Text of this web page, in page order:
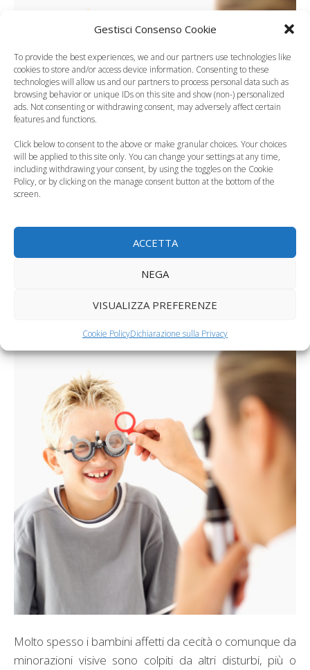
Gestisci Consenso Cookie
To provide the best experiences, we and our partners use technologies like
cookies to store and/or access device information. Consenting to these
technologies will allow us and our partners to process personal data such as
browsing behavior or unique IDs on this site and show (non-) personalized
ads. Not consenting or withdrawing consent, may adversely affect certain
features and functions.
Click below to consent to the above or make granular choices. Your choices
will be applied to this site only. You can change your settings at any time,
including withdrawing your consent, by using the toggles on the Cookie
Policy, or by clicking on the manage consent button at the bottom of the
screen.
ACCETTA
NEGA
VISUALIZZA PREFERENZE
Cookie PolicyDichiarazione sulla Privacy
Bambini con doppia
diagnosi, arriva la
Molto spesso i bambini affetti da cecità o comunque da
minorazioni visive sono colpiti da altri disturbi, più o